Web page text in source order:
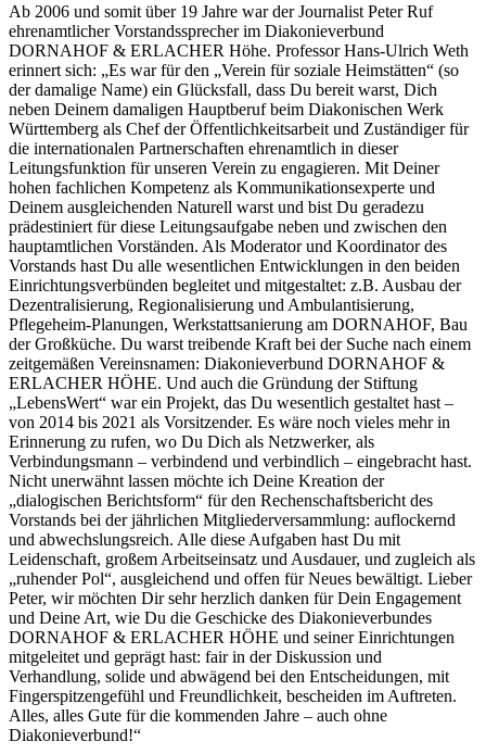
Ab 2006 und somit über 19 Jahre war der Journalist Peter Ruf
ehrenamtlicher Vorstandssprecher im Diakonieverbund
DORNAHOF & ERLACHER Höhe. Professor Hans-Ulrich Weth
erinnert sich: „Es war für den „Verein für soziale Heimstätten“ (so
der damalige Name) ein Glücksfall, dass Du bereit warst, Dich
neben Deinem damaligen Hauptberuf beim Diakonischen Werk
Württemberg als Chef der Öffentlichkeitsarbeit und Zuständiger für
die internationalen Partnerschaften ehrenamtlich in dieser
Leitungsfunktion für unseren Verein zu engagieren. Mit Deiner
hohen fachlichen Kompetenz als Kommunikationsexperte und
Deinem ausgleichenden Naturell warst und bist Du geradezu
prädestiniert für diese Leitungsaufgabe neben und zwischen den
hauptamtlichen Vorständen. Als Moderator und Koordinator des
Vorstands hast Du alle wesentlichen Entwicklungen in den beiden
Einrichtungsverbünden begleitet und mitgestaltet: z.B. Ausbau der
Dezentralisierung, Regionalisierung und Ambulantisierung,
Pflegeheim-Planungen, Werkstattsanierung am DORNAHOF, Bau
der Großküche. Du warst treibende Kraft bei der Suche nach einem
zeitgemäßen Vereinsnamen: Diakonieverbund DORNAHOF &
ERLACHER HÖHE. Und auch die Gründung der Stiftung
„LebensWert“ war ein Projekt, das Du wesentlich gestaltet hast –
von 2014 bis 2021 als Vorsitzender. Es wäre noch vieles mehr in
Erinnerung zu rufen, wo Du Dich als Netzwerker, als
Verbindungsmann – verbindend und verbindlich – eingebracht hast.
Nicht unerwähnt lassen möchte ich Deine Kreation der
„dialogischen Berichtsform“ für den Rechenschaftsbericht des
Vorstands bei der jährlichen Mitgliederversammlung: auflockernd
und abwechslungsreich. Alle diese Aufgaben hast Du mit
Leidenschaft, großem Arbeitseinsatz und Ausdauer, und zugleich als
„ruhender Pol“, ausgleichend und offen für Neues bewältigt. Lieber
Peter, wir möchten Dir sehr herzlich danken für Dein Engagement
und Deine Art, wie Du die Geschicke des Diakonieverbundes
DORNAHOF & ERLACHER HÖHE und seiner Einrichtungen
mitgeleitet und geprägt hast: fair in der Diskussion und
Verhandlung, solide und abwägend bei den Entscheidungen, mit
Fingerspitzengefühl und Freundlichkeit, bescheiden im Auftreten.
Alles, alles Gute für die kommenden Jahre – auch ohne
Diakonieverbund!“